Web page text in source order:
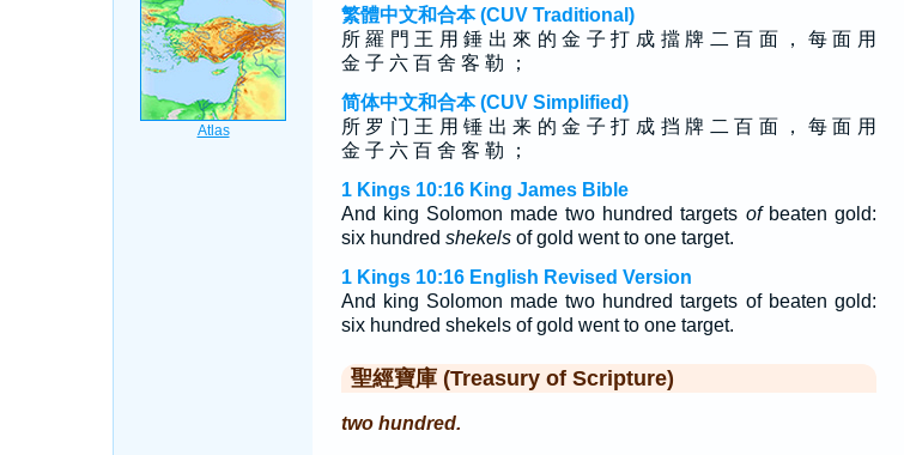
繁體中文和合本 (CUV Traditional)
所 羅 門 王 用 錘 出 來 的 金 子 打 成 擋 牌 二 百 面 ， 每 面 用
金 子 六 百 舍 客 勒 ；
简体中文和合本 (CUV Simplified)
所 罗 门 王 用 锤 出 来 的 金 子 打 成 挡 牌 二 百 面 ， 每 面 用
金 子 六 百 舍 客 勒 ；
1 Kings 10:16 King James Bible
And king Solomon made two hundred targets ofbeaten gold:
six hundred shekelsof gold went to one target.
1 Kings 10:16 English Revised Version
And king Solomon made two hundred targets of beaten gold:
six hundred shekels of gold went to one target.
聖經寶庫 (Treasury of Scripture)
two hundred.